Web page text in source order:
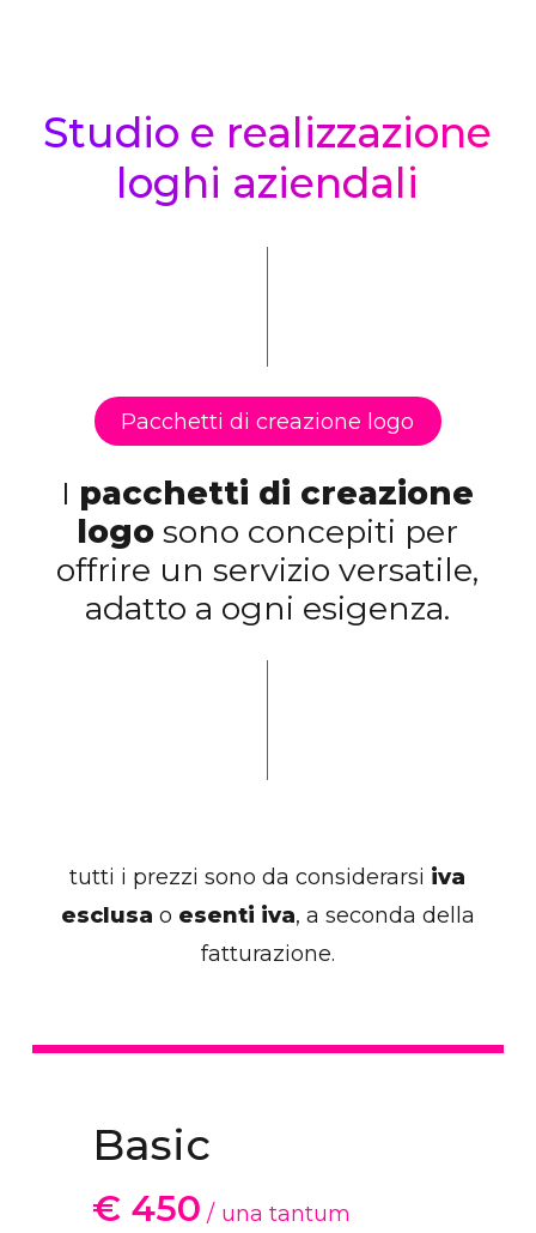
Studio e realizzazione
loghi aziendali
Pacchetti di creazione logo
I pacchetti di creazione
logo sono concepiti per
offrire un servizio versatile,
adatto a ogni esigenza.
tutti i prezzi sono da considerarsi iva
esclusa o esenti iva, a seconda della
fatturazione.
Basic
€450 una tantum